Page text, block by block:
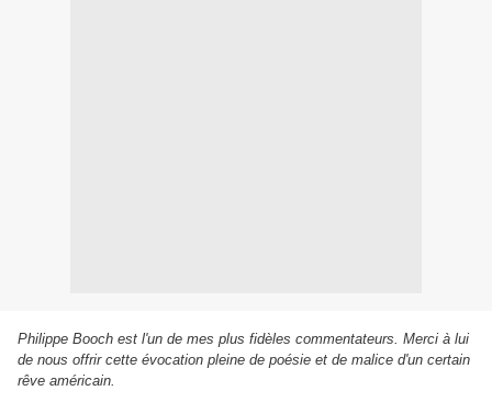
Philippe Booch est l'un de mes plus fidèles commentateurs. Merci à lui
de nous offrir cette évocation pleine de poésie et de malice d'un certain
rêve américain.